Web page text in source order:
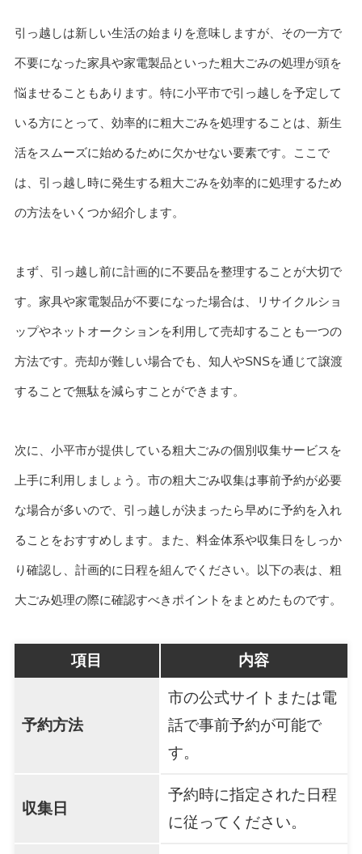
引っ越しは新しい生活の始まりを意味しますが、その一方で
不要になった家具や家電製品といった粗大ごみの処理が頭を
悩ませることもあります。特に小平市で引っ越しを予定して
いる方にとって、効率的に粗大ごみを処理することは、新生
活をスムーズに始めるために欠かせない要素です。ここで
は、引っ越し時に発生する粗大ごみを効率的に処理するため
の方法をいくつか紹介します。
まず、引っ越し前に計画的に不要品を整理することが大切で
す。家具や家電製品が不要になった場合は、リサイクルショ
ップやネットオークションを利用して売却することも一つの
方法です。売却が難しい場合でも、知人やSNSを通じて譲渡
することで無駄を減らすことができます。
次に、小平市が提供している粗大ごみの個別収集サービスを
上手に利用しましょう。市の粗大ごみ収集は事前予約が必要
な場合が多いので、引っ越しが決まったら早めに予約を入れ
ることをおすすめします。また、料金体系や収集日をしっか
り確認し、計画的に日程を組んでください。以下の表は、粗
大ごみ処理の際に確認すべきポイントをまとめたものです。
項目 内容
予約方法
市の公式サイトまたは電
話で事前予約が可能で
す。
収集日
予約時に指定された日程
に従ってください。